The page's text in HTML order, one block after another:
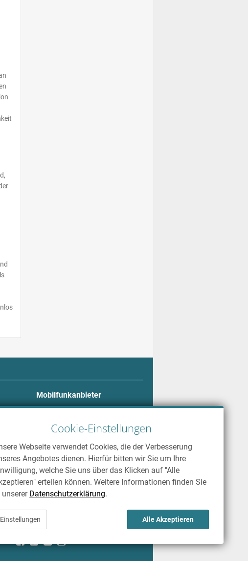
Mobilfunkanbieter
Alle Mobilfunkanbieter
Telekom
o2
info@smartchecker.de
Cookie-Einstellungen
Webseite verwendet Cookies, die der Verbesserung
Angebotes dienen. Hierfür bitten wir Sie um Ihre
welche Sie uns über das Klicken auf "Alle
erteilen können. Weitere Informationen finden Sie
unserer Datenschutzerklärung.
Einstellungen Alle Akzeptieren